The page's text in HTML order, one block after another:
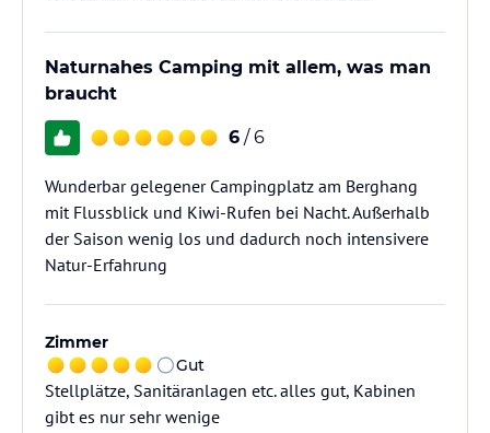
Naturnahes Camping mit allem, was man
braucht
6 / 6
Wunderbar gelegener Campingplatz am Berghang
mit Flussblick und Kiwi-Rufen bei Nacht. Außerhalb
der Saison wenig los und dadurch noch intensivere
Natur-Erfahrung
Zimmer
Gut
Stellplätze, Sanitäranlagen etc. alles gut, Kabinen
gibt es nur sehr wenige